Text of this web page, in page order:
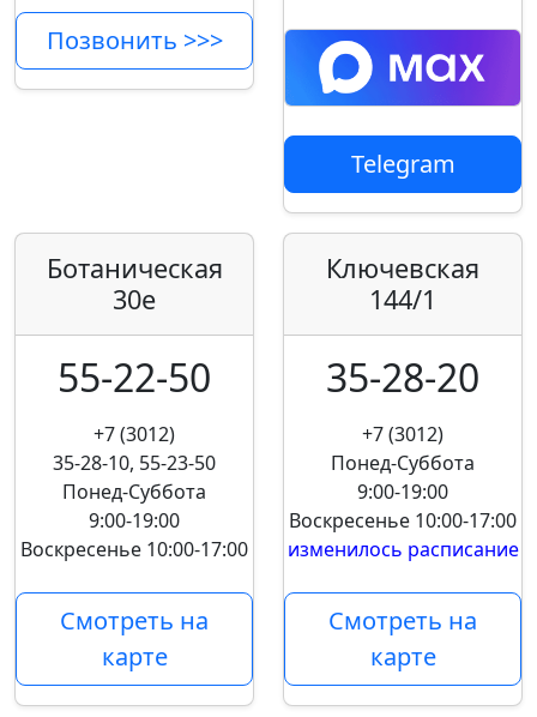
Позвонить >>>
Telegram
Ботаническая
30е
55-22-50
+7 (3012)
35-28-10, 55-23-50
Понед-Суббота
9:00-19:00
Воскресенье 10:00-17:00
Смотреть на
карте
Ключевская
144/1
35-28-20
+7 (3012)
Понед-Суббота
9:00-19:00
Воскресенье 10:00-17:00
изменилось расписание
Смотреть на
карте